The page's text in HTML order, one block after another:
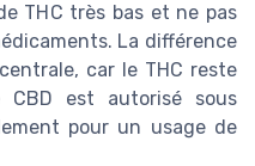
THC très bas et ne pas
La différence
car le THC reste
est autorisé sous
pour un usage de